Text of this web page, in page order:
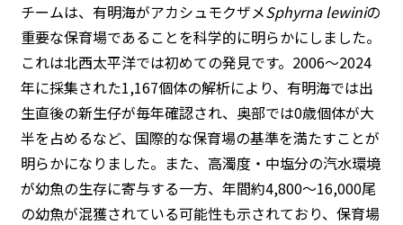
チームは、有明海がアカシュモクザメSphyrna lewiniの
重要な保育場であることを科学的に明らかにしました。
これは北西太平洋では初めての発見です。2006〜2024
年に採集された1,167個体の解析により、有明海では出
生直後の新生仔が毎年確認され、奥部では0歳個体が大
半を占めるなど、国際的な保育場の基準を満たすことが
明らかになりました。また、高濁度・中塩分の汽水環境
が幼魚の生存に寄与する一方、年間約4,800～16,000尾
の幼魚が混獲されている可能性も示されており、保育場